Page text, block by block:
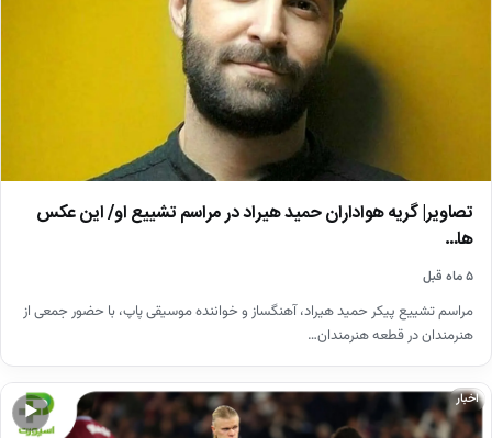
تصاویر| گریه هواداران حمید هیراد در مراسم تشییع او/ این عکس
ها…
۵ ماه قبل
مراسم تشییع پیکر حمید هیراد، آهنگساز و خواننده موسیقی پاپ، با حضور جمعی از
هنرمندان در قطعه هنرمندان…
▶
اخبار